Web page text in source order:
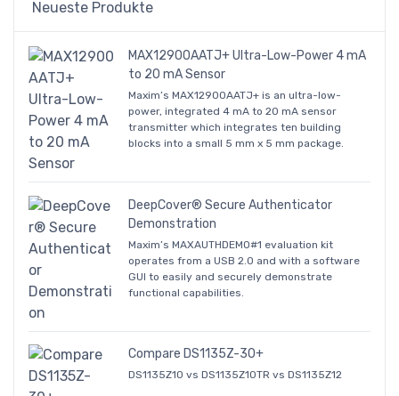
Neueste Produkte
MAX12900AATJ+ Ultra-Low-Power 4 mA
to 20 mA Sensor
Maxim’s MAX12900AATJ+ is an ultra-low-
power, integrated 4 mA to 20 mA sensor
transmitter which integrates ten building
blocks into a small 5 mm x 5 mm package.
DeepCover® Secure Authenticator
Demonstration
Maxim’s MAXAUTHDEMO#1 evaluation kit
operates from a USB 2.0 and with a software
GUI to easily and securely demonstrate
functional capabilities.
Compare DS1135Z-30+
DS1135Z10 vs DS1135Z10TR vs DS1135Z12